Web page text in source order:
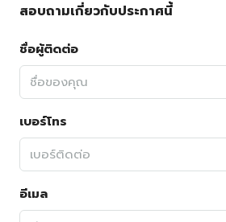
สอบถามเกี่ยวกับประกาศนี้
ชื่อผู้ติดต่อ
เบอร์โทร
อีเมล